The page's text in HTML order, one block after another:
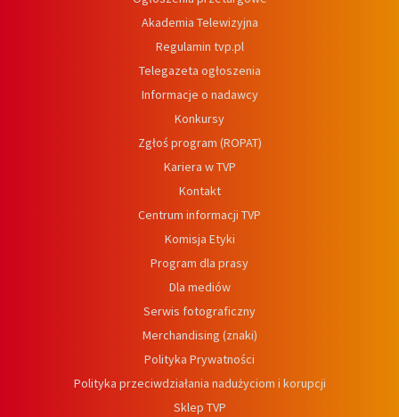
Akademia Telewizyjna
Regulamin tvp.pl
Telegazeta ogłoszenia
Informacje o nadawcy
Konkursy
Zgłoś program (ROPAT)
Kariera w TVP
Kontakt
Centrum informacji TVP
Komisja Etyki
Program dla prasy
Dla mediów
Serwis fotograficzny
Merchandising (znaki)
Polityka Prywatności
Polityka przeciwdziałania nadużyciom i korupcji
Sklep TVP